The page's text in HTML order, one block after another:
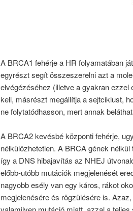
A BRCA1 fehérje a HR folyamatában
egyrészt segít összeszerelni azt a
elvégézéséhez (illetve a gyakran
kell, másrészt megállítja a sejtciklust,
ne folytatódhasson, mert annak
A BRCA2 kevésbé központi fehérje,
nélkülözhetetlen. A BRCA gének
így a DNS hibajavítás az NHEJ
előbb-utóbb mutációk megjelenését
nagyobb esély van egy káros, rákot
megjelenésére és rögzülésére is.